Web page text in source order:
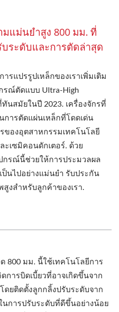
แม่นยำสูง 800 มม. ที่
ระดับและการตัดล่าสุด
รแปรรูปเหล็กของเราเพิ่มเติม
รณ์ตัดแบบ Ultra-High
นสมัยในปี 2023. เครื่องจักรที่
ารตัดแผ่นเหล็กที่โดดเด่น
ของอุตสาหกรรมเทคโนโลยี
ะเซมิคอนดักเตอร์. ด้วย
กรณ์นี้ช่วยให้การประมวลผล
ป็นไปอย่างแม่นยำ รับประกัน
งสำหรับลูกค้าของเรา.
800 มม. นี้ใช้เทคโนโลยีการ
การบิดเบี้ยวที่อาจเกิดขึ้นจาก
ดยติดตั้งลูกกลิ้งปรับระดับจาก
การปรับระดับที่ดีขึ้นอย่างน้อย